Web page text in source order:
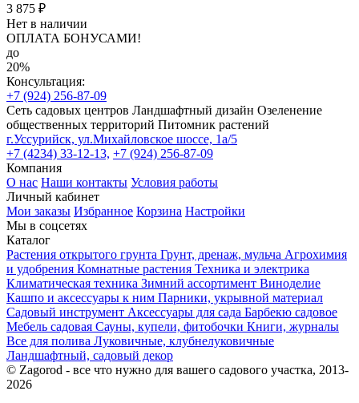
3 875 ₽
Нет в наличии
ОПЛАТА БОНУСАМИ!
до
20%
Консультация:
+7 (924) 256-87-09
Сеть садовых центров Ландшафтный дизайн Озеленение
общественных территорий Питомник растений
г.Уссурийск, ул.Михайловское шоссе, 1а/5
+7 (4234) 33-12-13, +7 (924) 256-87-09
Компания
О нас Наши контакты Условия работы
Личный кабинет
Мои заказы Избранное Корзина Настройки
Мы в соцсетях
Каталог
Растения открытого грунта Грунт, дренаж, мульча Агрохимия
и удобрения Комнатные растения Техника и электрика
Климатическая техника Зимний ассортимент Виноделие
Кашпо и аксессуары к ним Парники, укрывной материал
Садовый инструмент Аксессуары для сада Барбекю садовое
Мебель садовая Сауны, купели, фитобочки Книги, журналы
Все для полива Луковичные, клубнелуковичные
Ландшафтный, садовый декор
© Zagorod - все что нужно для вашего садового участка, 2013-
2026